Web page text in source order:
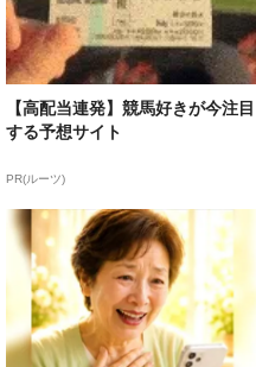
【高配当連発】競馬好きが今注目
する予想サイト
PR(ルーツ)